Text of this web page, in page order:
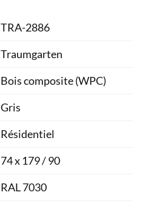
TRA-2886
Traumgarten
Bois composite (WPC)
Gris
Résidentiel
74 x 179 / 90
RAL 7030